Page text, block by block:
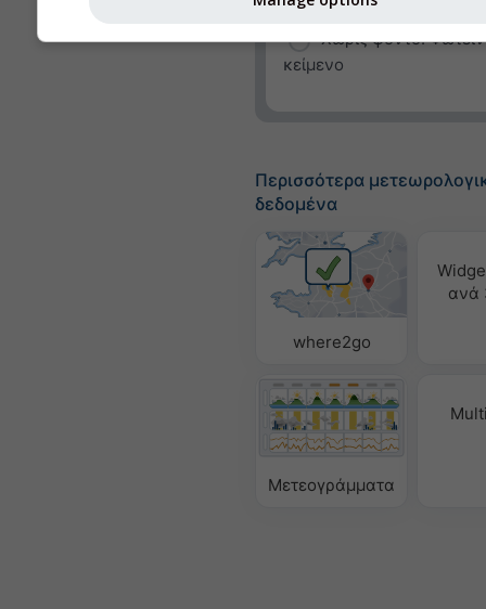
κείμενο
Χωρίς φόντο:
κείμενο
Περισσότερα
δεδομένα
where2go
ανά
Μετεογράμματα